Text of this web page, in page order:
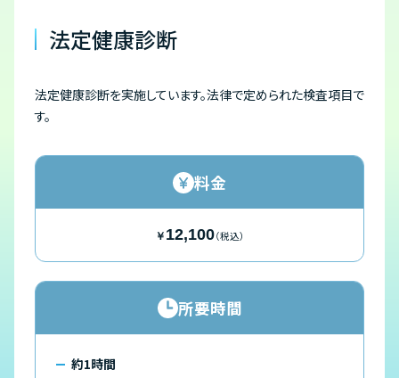
法定健康診断
法定健康診断を実施しています。法律で定められた検査項目で
す。
料金
￥ 12,100（税込）
所要時間
約1時間